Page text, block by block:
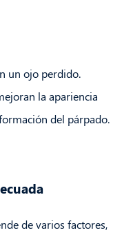
un ojo perdido.
la apariencia
del párpado.
de varios factores,